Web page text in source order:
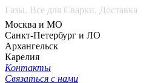
Газы. Все для Сварки. Доставка
Москва и МО
Санкт-Петербург и ЛО
Архангельск
Карелия
Контакты
Связаться с нами